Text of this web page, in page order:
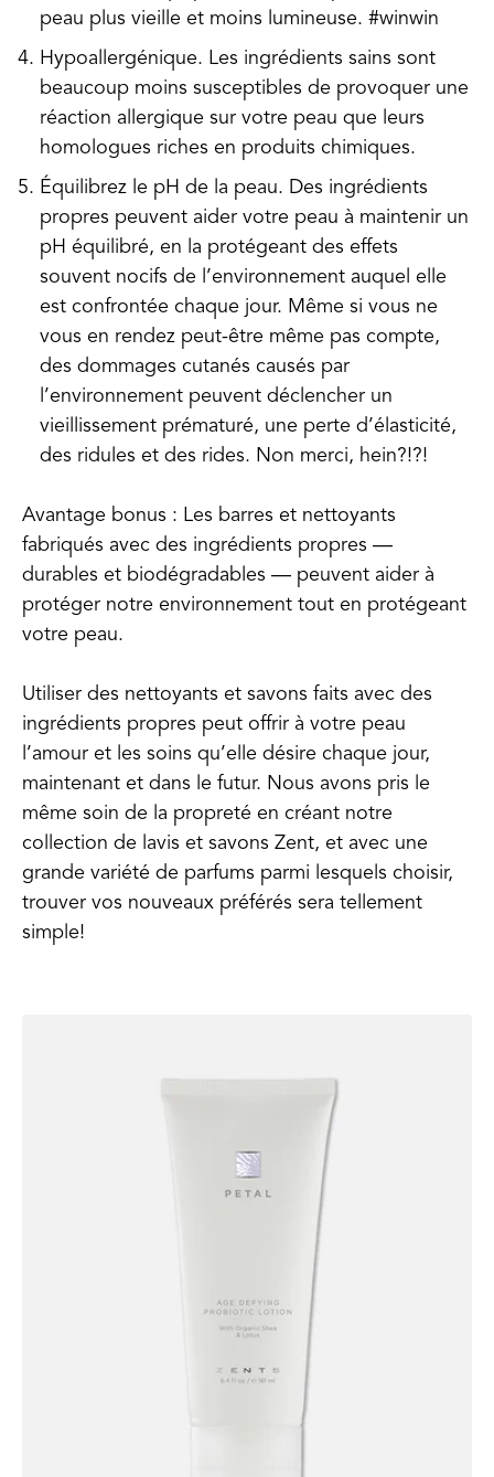
peau plus vieille et moins lumineuse. #winwin
Hypoallergénique. Les ingrédients sains sont
beaucoup moins susceptibles de provoquer une
réaction allergique sur votre peau que leurs
homologues riches en produits chimiques.
Équilibrez le pH de la peau. Des ingrédients
propres peuvent aider votre peau à maintenir un
pH équilibré, en la protégeant des effets
souvent nocifs de l’environnement auquel elle
est confrontée chaque jour. Même si vous ne
vous en rendez peut-être même pas compte,
des dommages cutanés causés par
l’environnement peuvent déclencher un
vieillissement prématuré, une perte d’élasticité,
des ridules et des rides. Non merci, hein?!?!
Avantage bonus : Les barres et nettoyants
fabriqués avec des ingrédients propres —
durables et biodégradables — peuvent aider à
protéger notre environnement tout en protégeant
votre peau.
Utiliser des nettoyants et savons faits avec des
ingrédients propres peut offrir à votre peau
l’amour et les soins qu’elle désire chaque jour,
maintenant et dans le futur. Nous avons pris le
même soin de la propreté en créant notre
collection de lavis et savons Zent, et avec une
grande variété de parfums parmi lesquels choisir,
trouver vos nouveaux préférés sera tellement
simple!